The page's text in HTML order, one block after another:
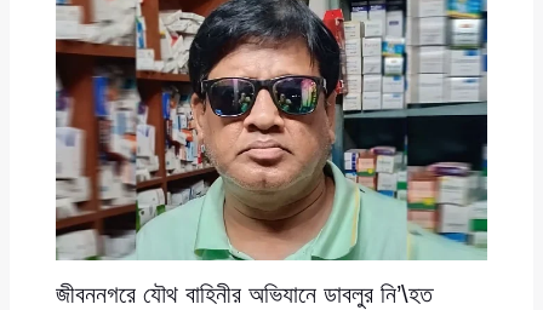
জীবননগরে যৌথ বাহিনীর অভিযানে ডাবলুর নি’\হত